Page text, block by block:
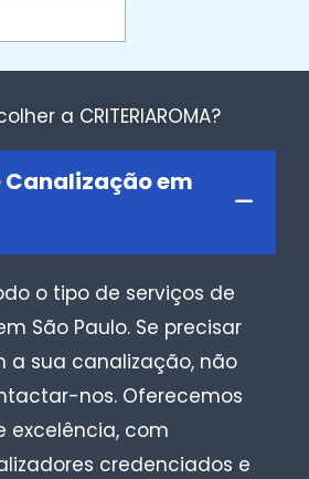
a CRITERIAROMA?
Canalização em
o tipo de serviços de
São Paulo. Se precisar
a sua canalização, não
nos. Oferecemos
excelência, com
credenciados e